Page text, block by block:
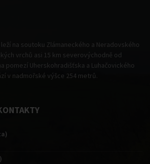
na soutoku Zlámaneckého a Neradovského
vrchů asi 15 km severovýchodně od
pomezí Uherskohradišťska a Luhačovického
v nadmořské výšce 254 metrů.